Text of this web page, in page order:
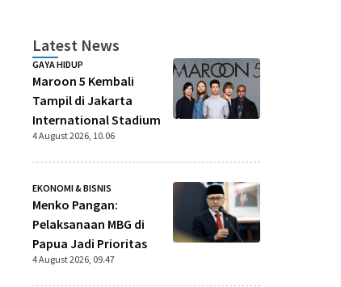
Latest News
GAYA HIDUP
Maroon 5 Kembali
Tampil di Jakarta
International Stadium
4 August 2026, 10.06
EKONOMI & BISNIS
Menko Pangan:
Pelaksanaan MBG di
Papua Jadi Prioritas
4 August 2026, 09.47